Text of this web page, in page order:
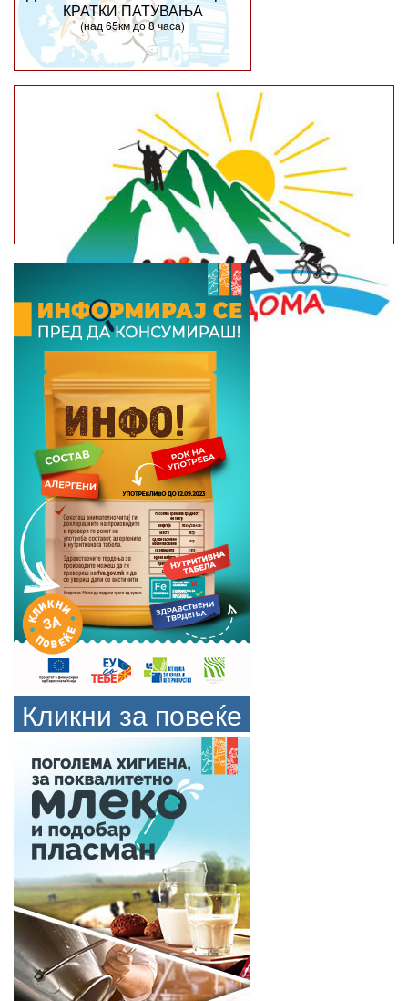
КРАТКИ ПАТУВАЊА
(над 65км до 8 часа)
Кликни за повеќе